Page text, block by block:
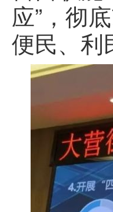
应”，彻
便民、利